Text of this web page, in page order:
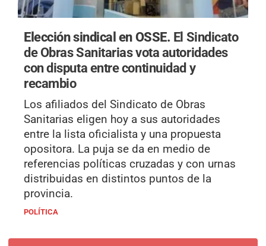
Elección sindical en OSSE. El Sindicato
de Obras Sanitarias vota autoridades
con disputa entre continuidad y
recambio
Los afiliados del Sindicato de Obras
Sanitarias eligen hoy a sus autoridades
entre la lista oficialista y una propuesta
opositora. La puja se da en medio de
referencias políticas cruzadas y con urnas
distribuidas en distintos puntos de la
provincia.
POLÍTICA